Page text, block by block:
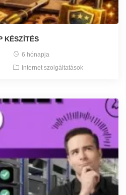
KÉSZÍTÉS
6 hónapja
Internet szolgáltatások